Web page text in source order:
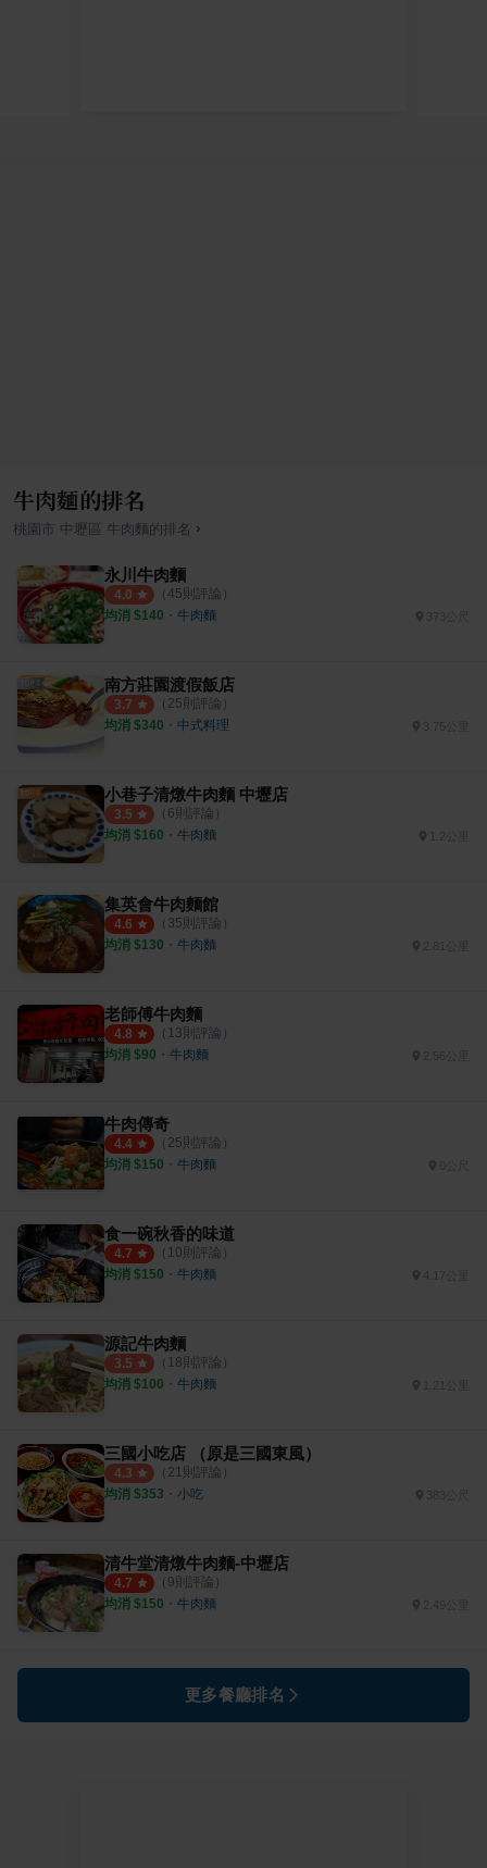
牛肉麵的排名
桃園市 中壢區 牛肉麵的排名 ›
永川牛肉麵
4.0 （ 45則評論）
均消 $140 ・ 牛肉麵
南方莊園渡假飯店
3.7 （ 25則評論）
均消 $340 ・ 中式料理 3.75公里
小巷子清燉牛肉麵 中壢店
3.5 （ 6則評論）
均消 $160 ・ 牛肉麵
集英會牛肉麵館
4.6 （ 35則評論）
均消 $130 ・ 牛肉麵
老師傅牛肉麵
4.8 （ 13則評論）
均消 $90 ・ 牛肉麵 2.56公里
牛肉傳奇
4.4 （ 25則評論）
均消 $150 ・ 牛肉麵
食一碗秋香的味道
4.7 （ 10則評論）
均消 $150 ・ 牛肉麵 4.17公里
源記牛肉麵
3.5 （ 18則評論）
均消 $100 ・ 牛肉麵
三國小吃店 （原是三國東風）
4.3 （ 21則評論）
均消 $353 ・ 小吃
清牛堂清燉牛肉麵-中壢店
4.7 （ 9則評論）
均消 $150 ・ 牛肉麵 2.49公里
更多餐廳排名